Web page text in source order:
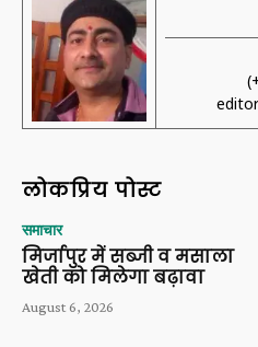
लोकप्रिय पोस्ट
समाचार
मिर्जापुर में सब्जी व मसाला
खेती को मिलेगा बढ़ावा
August 6, 2026